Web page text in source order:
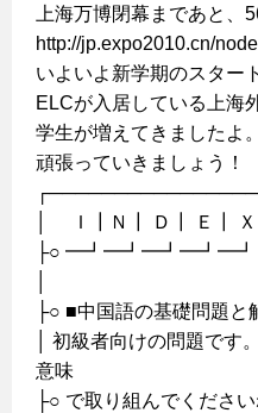
上海万博閉幕まであと、
http://jp.expo2010.cn/
いよいよ新学期のスター
ELCが入居している上海
学生が増えてきましたよ
頑張っていきましょう！
│ Ｉ┃Ｎ┃ Ｄ┃ Ｅ┃ Ｘ
├○ ━┛━┛━┛━┛━┛
├○ ■中国語の基礎問題と
│ 初級者向けの問題です
意味
├○ で取り組んでください